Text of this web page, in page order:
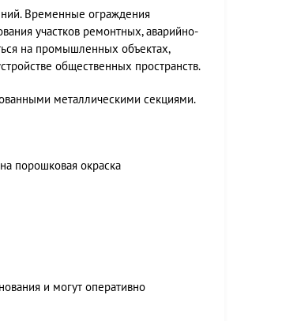
Временные ограждения
участков ремонтных, аварийно-
на промышленных объектах,
общественных пространств.
металлическими секциями.
порошковая окраска
и могут оперативно